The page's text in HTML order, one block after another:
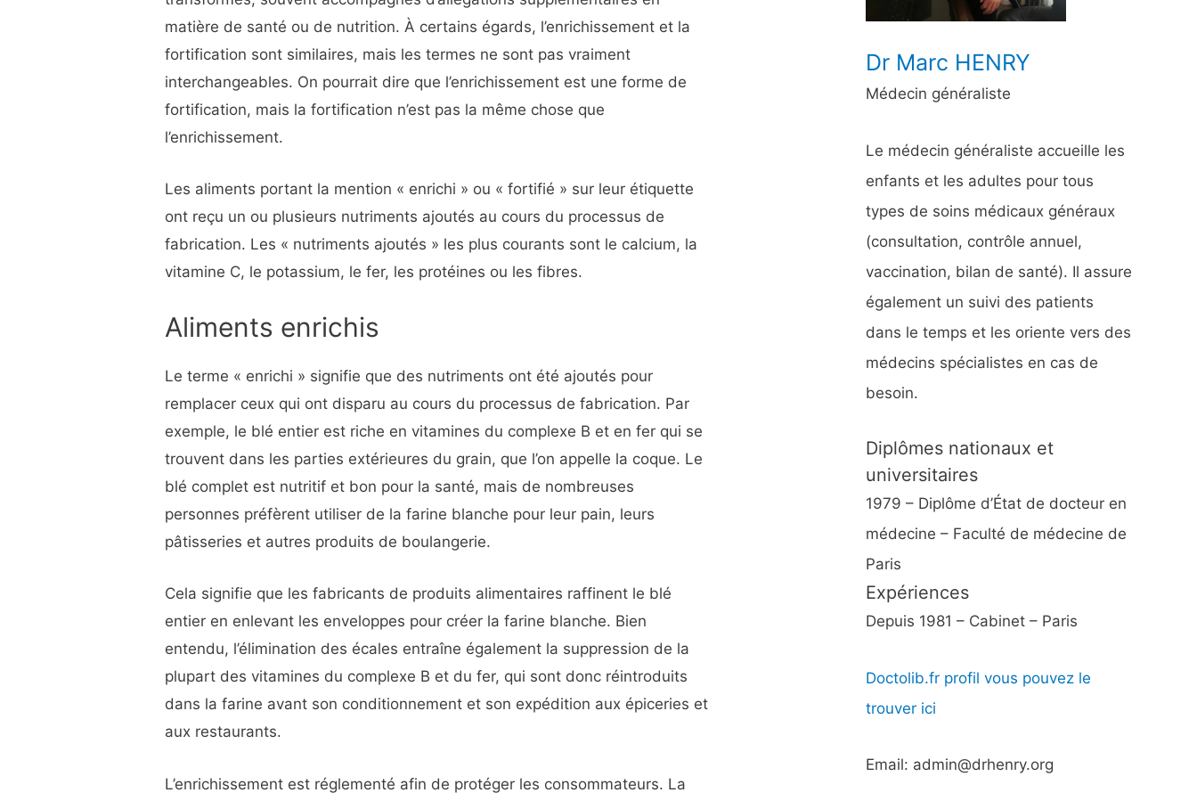
matière de santé ou de nutrition. À certains égards, l’enrichissement et la
fortification sont similaires, mais les termes ne sont pas vraiment
interchangeables. On pourrait dire que l’enrichissement est une forme de
fortification, mais la fortification n’est pas la même chose que
l’enrichissement.
Les aliments portant la mention « enrichi » ou « fortifié » sur leur étiquette
ont reçu un ou plusieurs nutriments ajoutés au cours du processus de
fabrication. Les « nutriments ajoutés » les plus courants sont le calcium, la
vitamine C, le potassium, le fer, les protéines ou les fibres.
Aliments enrichis
Le terme « enrichi » signifie que des nutriments ont été ajoutés pour
remplacer ceux qui ont disparu au cours du processus de fabrication. Par
exemple, le blé entier est riche en vitamines du complexe B et en fer qui se
trouvent dans les parties extérieures du grain, que l’on appelle la coque. Le
blé complet est nutritif et bon pour la santé, mais de nombreuses
personnes préfèrent utiliser de la farine blanche pour leur pain, leurs
pâtisseries et autres produits de boulangerie.
Cela signifie que les fabricants de produits alimentaires raffinent le blé
entier en enlevant les enveloppes pour créer la farine blanche. Bien
entendu, l’élimination des écales entraîne également la suppression de la
plupart des vitamines du complexe B et du fer, qui sont donc réintroduits
dans la farine avant son conditionnement et son expédition aux épiceries et
aux restaurants.
L’enrichissement est réglementé afin de protéger les consommateurs. La
Dr Marc HENRY
Médecin généraliste
Le médecin généraliste accueille les
enfants et les adultes pour tous
types de soins médicaux généraux
(consultation, contrôle annuel,
vaccination, bilan de santé). Il assure
également un suivi des patients
dans le temps et les oriente vers des
médecins spécialistes en cas de
besoin.
Diplômes nationaux et
universitaires
1979 – Diplôme d’État de docteur en
médecine – Faculté de médecine de
Paris
Expériences
Depuis 1981 – Cabinet – Paris
Doctolib.fr profil vous pouvez le
trouver ici
Email: admin@drhenry.org